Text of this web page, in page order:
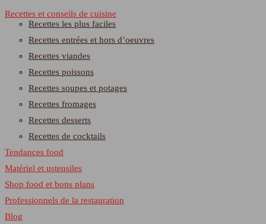
Recettes et conseils de cuisine
Recettes les plus faciles
Recettes entrées et hors d’oeuvres
Recettes viandes
Recettes poissons
Recettes soupes et potages
Recettes fromages
Recettes desserts
Recettes de cocktails
Tendances food
Matériel et ustensiles
Shop food et bons plans
Professionnels de la restauration
Blog